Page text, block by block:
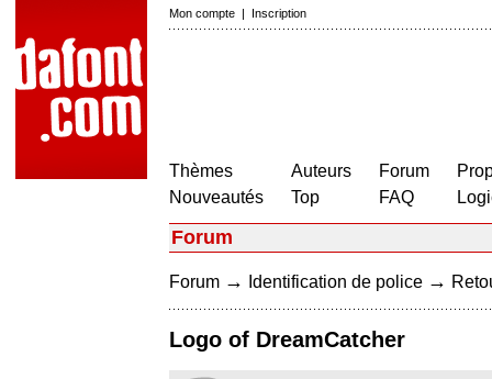
Mon compte | Inscription
Thèmes
Nouveautés
Auteurs
Top
Forum
FAQ
Forum
Forum → Identification de police →
Logo of DreamCatcher